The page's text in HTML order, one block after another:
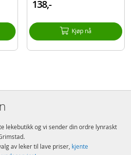
138,-
Kjøp nå
lekebutikk og vi sender din ordre lynraskt
av leker til lave priser, kjente